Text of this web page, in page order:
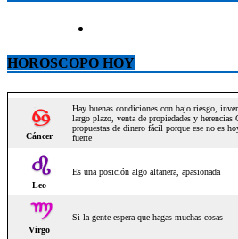
HOROSCOPO HOY